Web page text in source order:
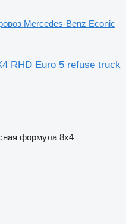
Mercedes-Benz Econic
RHD Euro 5 refuse truck
формула 8x4